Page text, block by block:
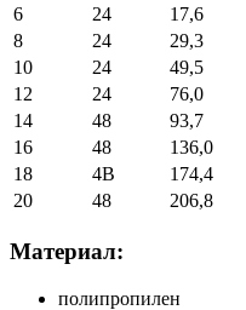
6
24 17,6
8
24 29,3
10
24 49,5
12
24 76,0
14
48 93,7
16
48 136,0
18
4В 174,4
20
48 206,8
Материал:
полипропилен